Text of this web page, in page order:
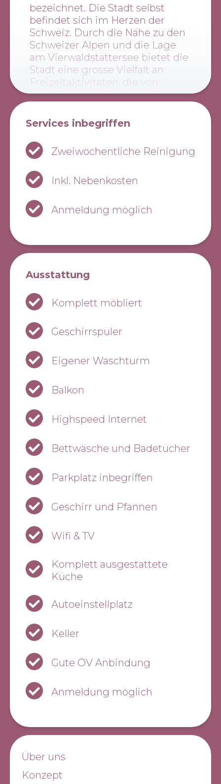
Tag an wohlfühlen.
bezeichnet. Die Stadt selbst
befindet sich im Herzen der
Schweiz. Durch die Nähe zu den
Schweizer Alpen und die Lage
am Vierwaldstättersee bietet die
Stadt eine grosse Vielfalt an
Freizeitaktivitäten, die von
verschiedenen Wassersportarten
Wandern, Camping und
natürlich verschiedenen
Wintersportarten reichen. Die
Stadt selbst ist in zwei Teile
unterteilt - die Neustadt und die
Altstadt. Diese beiden Stadtteile
Vierwaldstättersee und den Fluss
Reuss getrennt. Beide Stadtteile
ihren eigenen Charme.
Dank der zentralen Lage
Schweizer Städte wie Zürich,
Basel, Bern, Zug und Lugano
bequem in rund einer Stunde
Verkehrsmitteln. Alles in allem
bietet Luzern eine hohe
Lebensqualität, ideal für alle, die
nicht nur in der Schweiz leben
sondern die Schweiz auch
erleben möchten.
Services inbegriffen
Zweiwöchentliche Reinigung
Inkl. Nebenkosten
Anmeldung möglich
Ausstattung
Komplett möbliert
Geschirrspüler
Eigener Waschturm
Balkon
Highspeed Internet
Bettwäsche und Badetücher
Parkplatz inbegriffen
Geschirr und Pfannen
Wifi & TV
Komplett ausgestattete
Küche
Autoeinstellplatz
Keller
Gute ÖV Anbindung
Anmeldung möglich
Über uns
Konzept